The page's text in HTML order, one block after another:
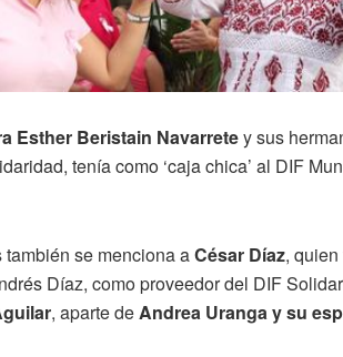
Esther Beristain Navarretey sus
tenía como ‘caja chica’ al DIF
se menciona aCésar Díaz,
Díaz, como proveedor del DIF
, aparte deAndrea Uranga y su